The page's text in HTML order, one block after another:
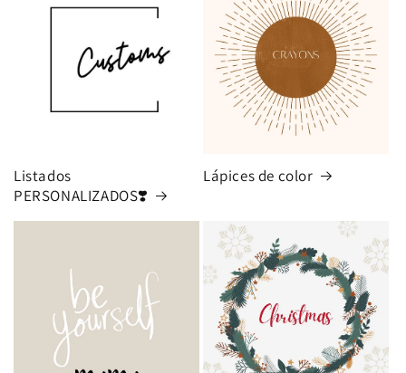
Listados
PERSONALIZADOS❣️
Lápices de color